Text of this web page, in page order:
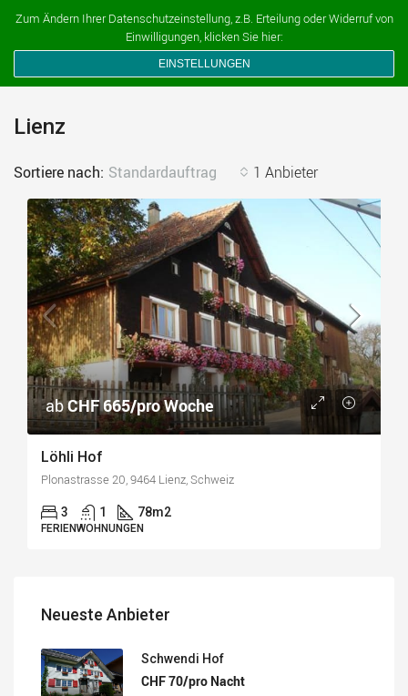
Ferien auf dem Bauernhof
Lienz
1 Anbieter
Sortiere nach: Standardauftrag
abCHF 665/pro Woche
Löhli Hof
Plonastrasse 20, 9464 Lienz, Schweiz
3 1 78m2
FERIENWOHNUNGEN
Neueste Anbieter
Schwendi Hof
CHF 70/pro Nacht
Zum Ändern Ihrer Datenschutzeinstellung, z.B. Erteilung oder Widerruf von
Einwilligungen, klicken Sie hier:
EINSTELLUNGEN